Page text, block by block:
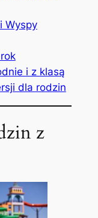
Wyspy
i z klasą
dla rodzin
z